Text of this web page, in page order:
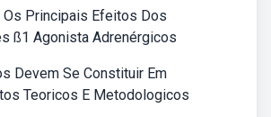
Os Principais Efeitos Dos
ß1 Agonista Adrenérgicos
Devem Se Constituir Em
Teoricos E Metodologicos